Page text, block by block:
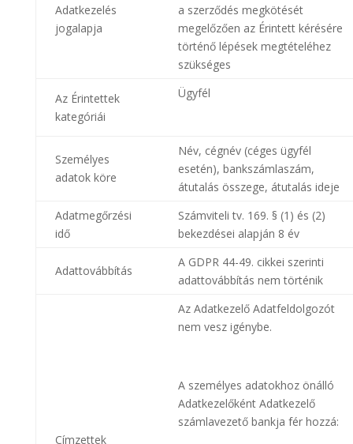
Adatkezelés
jogalapja
a szerződés megkötését
megelőzően az Érintett kérésére
történő lépések megtételéhez
szükséges
Az Érintettek
kategóriái
Ügyfél
Személyes
adatok köre
Név, cégnév (céges ügyfél
esetén), bankszámlaszám,
átutalás összege, átutalás ideje
Adatmegőrzési
idő
Számviteli tv. 169. § (1) és (2)
bekezdései alapján 8 év
Adattovábbítás
A GDPR 44-49. cikkei szerinti
adattovábbítás nem történik
Címzettek
Az Adatkezelő Adatfeldolgozót
nem vesz igénybe.
A személyes adatokhoz önálló
Adatkezelőként Adatkezelő
számlavezető bankja fér hozzá: